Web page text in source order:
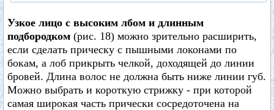
Узкое лицо с высоким лбом и длинным
подбородком (рис. 18) можно зрительно расширить,
если сделать прическу с пышными локонами по
бокам, а лоб прикрыть челкой, доходящей до линии
бровей. Длина волос не должна быть ниже линии губ.
Можно выбрать и короткую стрижку - при которой
самая широкая часть прически сосредоточена на